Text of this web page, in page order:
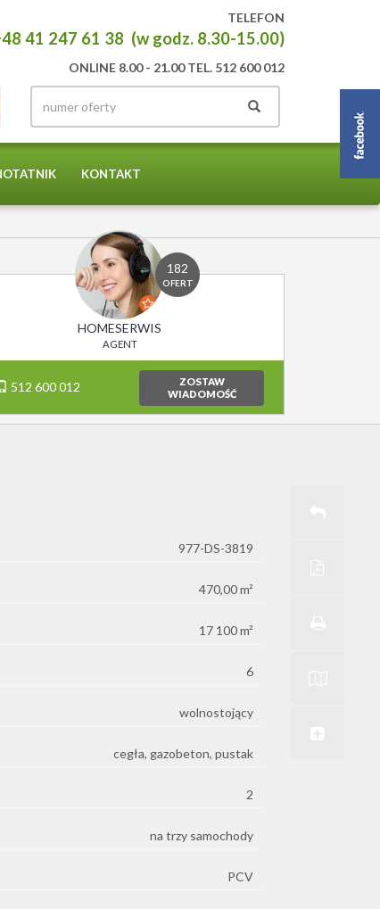
TELEFON
41 247 61 38 (w godz. 8.30-15.00)
ONLINE 8.00 - 21.00 TEL. 512 600 012
KONTAKT
182
OFERT
HOMESERWIS
AGENT
512 600 012
ZOSTAW
WIADOMOŚĆ
977-DS-3819
470,00 m²
17 100 m²
6
wolnostojący
cegła, gazobeton, pustak
2
na trzy samochody
PCV